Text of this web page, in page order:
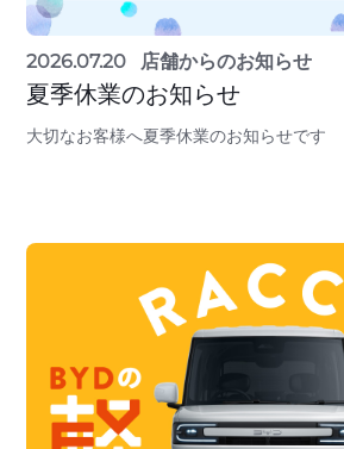
2026.07.20 店舗からのお知らせ
夏季休業のお知らせ
大切なお客様へ夏季休業のお知らせです